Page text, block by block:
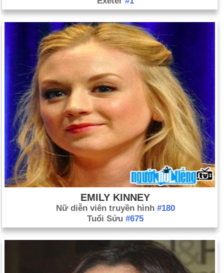
EMILY KINNEY
Nữ diễn viên truyền hình #180
Tuổi Sửu #675